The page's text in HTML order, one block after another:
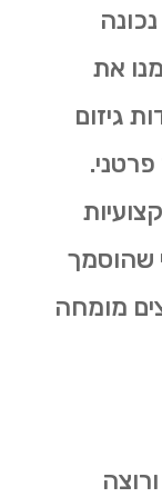
את
גיזום
שהוסמך
מומחה